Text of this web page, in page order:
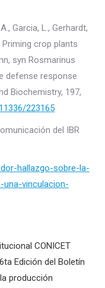
Garcia, L., Gerhardt,
Priming crop plants
syn Rosmarinus
defense response
Biochemistry, 197,
223165
del IBR
hallazgo-sobre-la-
vinculacion-
CONICET
Edición del Boletín
producción